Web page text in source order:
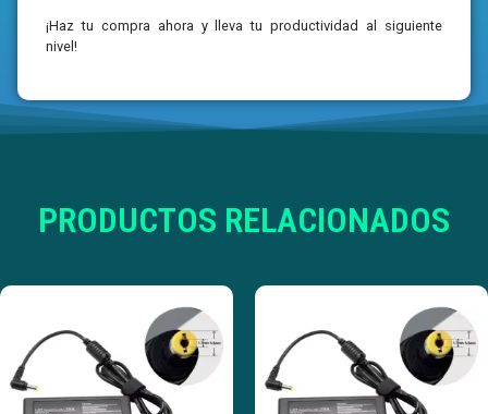
¡Haz tu compra ahora y lleva tu productividad al siguiente
nivel!
PRODUCTOS RELACIONADOS